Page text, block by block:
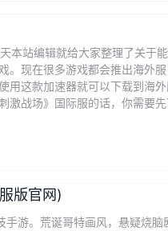
本站编辑就给大家整理了关于
现在很多游戏都会推出海外
这款加速器就可以下载到海
战场》国际服的话，你需要
版官网)
游。荒诞哥特画风，悬疑烧